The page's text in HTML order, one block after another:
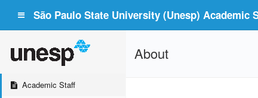
São Paulo State University (Unesp) Academic
Academic Staff
About